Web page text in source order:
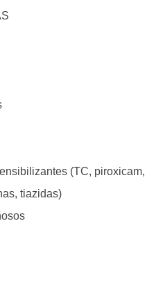
(TC, piroxicam,
tiazidas)